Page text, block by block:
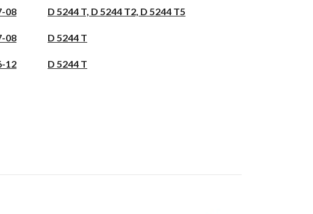
08 D 5244 T, D 5244 T2, D 5244 T5
08 D 5244 T
12 D 5244 T